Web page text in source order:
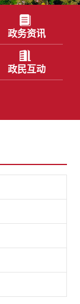
政务资讯
政民互动